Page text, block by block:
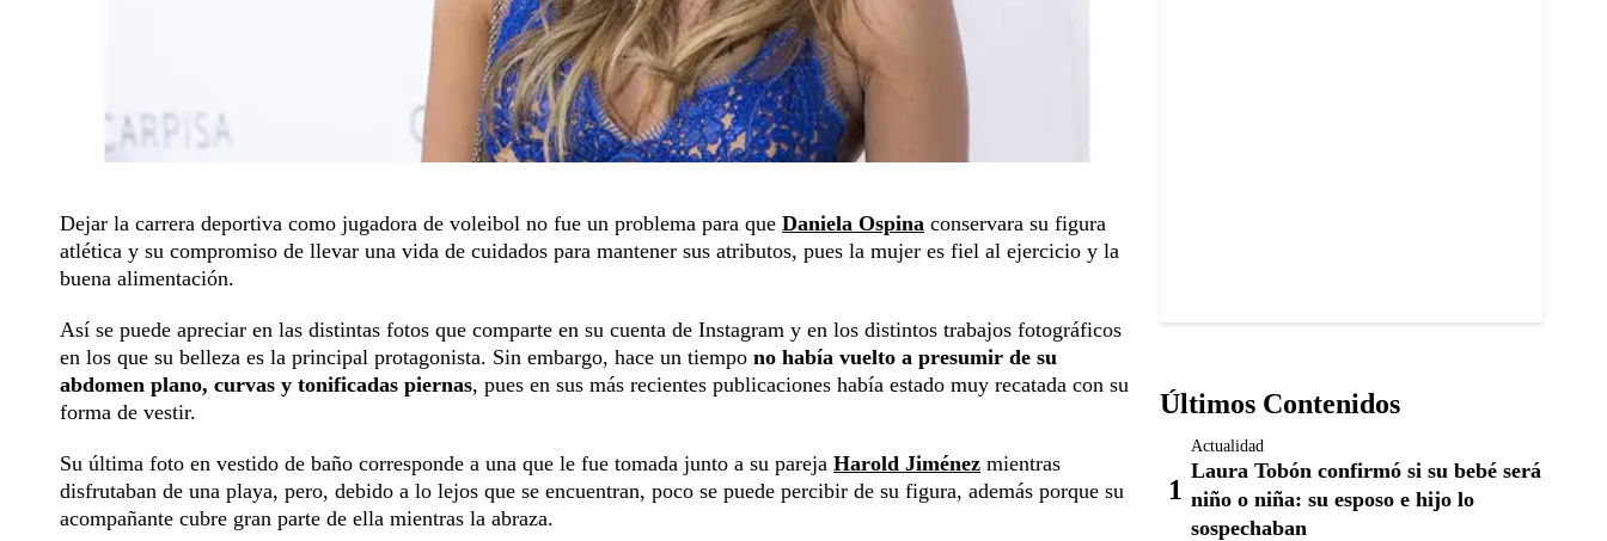
Dejar la carrera deportiva como jugadora de voleibol no fue un problema para que Daniela Ospina conservara su figura
atlética y su compromiso de llevar una vida de cuidados para mantener sus atributos, pues la mujer es fiel al ejercicio y la
buena alimentación.
Así se puede apreciar en las distintas fotos que comparte en su cuenta de Instagram y en los distintos trabajos fotográficos
en los que su belleza es la principal protagonista. Sin embargo, hace un tiempo no había vuelto a presumir de su
abdomen plano, curvas y tonificadas piernas, pues en sus más recientes publicaciones había estado muy recatada con su
forma de vestir.
Su última foto en vestido de baño corresponde a una que le fue tomada junto a su pareja Harold Jiménez mientras
disfrutaban de una playa, pero, debido a lo lejos que se encuentran, poco se puede percibir de su figura, además porque su
acompañante cubre gran parte de ella mientras la abraza.
Últimos Contenidos
Actualidad
Laura Tobón confirmó si su bebé será
niño o niña: su esposo e hijo lo
sospechaban